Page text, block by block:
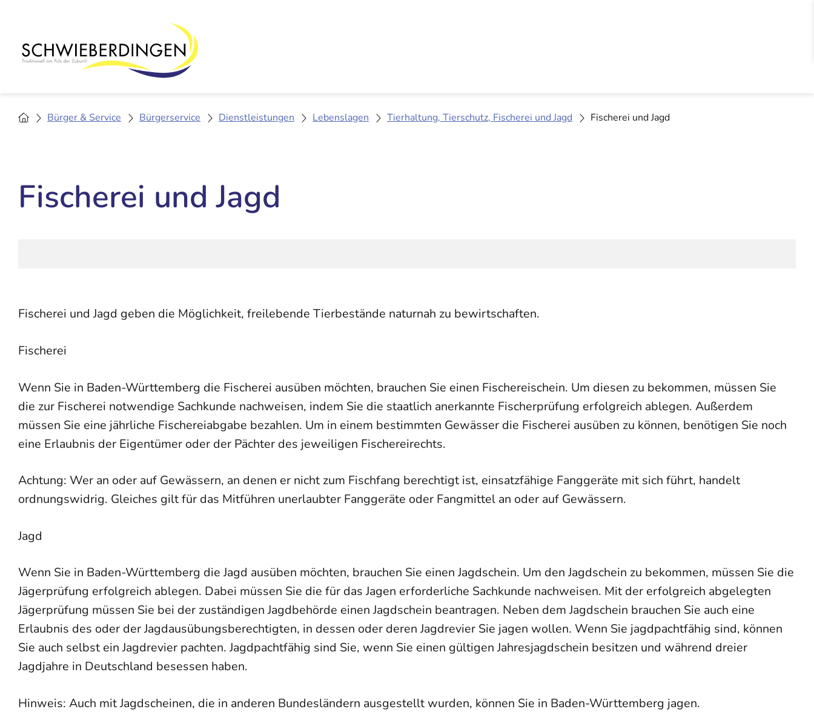
Bürger & Service Bürgerservice Dienstleistungen Lebenslagen Tierhaltung, Tierschutz, Fischerei und Jagd Fischerei und Jagd
Fischerei und Jagd
Fischerei und Jagd geben die Möglichkeit, freilebende Tierbestände naturnah zu bewirtschaften.
Fischerei
Wenn Sie in Baden-Württemberg die Fischerei ausüben möchten, brauchen Sie einen Fischereischein. Um diesen zu bekommen, müssen Sie
die zur Fischerei notwendige Sachkunde nachweisen, indem Sie die staatlich anerkannte Fischerprüfung erfolgreich ablegen. Außerdem
müssen Sie eine jährliche Fischereiabgabe bezahlen. Um in einem bestimmten Gewässer die Fischerei ausüben zu können, benötigen Sie noch
eine Erlaubnis der Eigentümer oder der Pächter des jeweiligen Fischereirechts.
Achtung: Wer an oder auf Gewässern, an denen er nicht zum Fischfang berechtigt ist, einsatzfähige Fanggeräte mit sich führt, handelt
ordnungswidrig. Gleiches gilt für das Mitführen unerlaubter Fanggeräte oder Fangmittel an oder auf Gewässern.
Jagd
Wenn Sie in Baden-Württemberg die Jagd ausüben möchten, brauchen Sie einen Jagdschein. Um den Jagdschein zu bekommen, müssen Sie die
Jägerprüfung erfolgreich ablegen. Dabei müssen Sie die für das Jagen erforderliche Sachkunde nachweisen. Mit der erfolgreich abgelegten
Jägerprüfung müssen Sie bei der zuständigen Jagdbehörde einen Jagdschein beantragen. Neben dem Jagdschein brauchen Sie auch eine
Erlaubnis des oder der Jagdausübungsberechtigten, in dessen oder deren Jagdrevier Sie jagen wollen. Wenn Sie jagdpachtfähig sind, können
Sie auch selbst ein Jagdrevier pachten. Jagdpachtfähig sind Sie, wenn Sie einen gültigen Jahresjagdschein besitzen und während dreier
Jagdjahre in Deutschland besessen haben.
Hinweis: Auch mit Jagdscheinen, die in anderen Bundesländern ausgestellt wurden, können Sie in Baden-Württemberg jagen.